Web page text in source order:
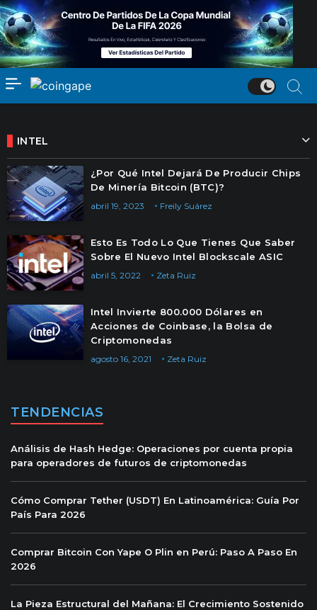
INTEL
¿Por Qué Intel Dejará De Producir Chips
De Minería Bitcoin (BTC)?
Freily Suárez
abril 19, 2023
Esto Es Todo Lo Que Tienes Que Saber
Sobre El Nuevo Intel Blockscale ASIC
Zeta Ruiz
abril 5, 2022
Intel Invierte 800.000 Dólares en
Acciones de Coinbase, la Bolsa de
Criptomonedas
Zeta Ruiz
agosto 16, 2021
TENDENCIAS
Análisis de Hash Hedge: Operaciones por cuenta propia
para operadores de futuros de criptomonedas
Cómo Comprar Tether (USDT) En Latinoamérica: Guía Por
País Para 2026
Comprar Bitcoin Con Yape O Plin en Perú: Paso A Paso En
2026
La Pieza Estructural del Mañana: El Crecimiento Sostenido